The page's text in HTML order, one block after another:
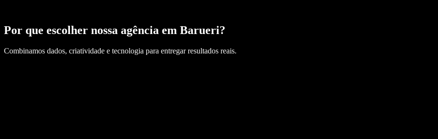
Por que escolher nossa agência em Barueri?
Combinamos dados, criatividade e tecnologia para entregar resultados reais.